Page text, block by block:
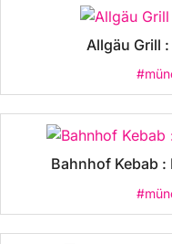
Allgäu Grill
Bahnhof Kebab :